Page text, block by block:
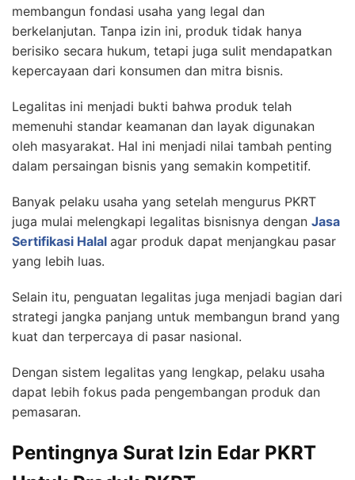
membangun fondasi usaha yang legal dan
berkelanjutan. Tanpa izin ini, produk tidak hanya
berisiko secara hukum, tetapi juga sulit mendapatkan
kepercayaan dari konsumen dan mitra bisnis.
Legalitas ini menjadi bukti bahwa produk telah
memenuhi standar keamanan dan layak digunakan
oleh masyarakat. Hal ini menjadi nilai tambah penting
dalam persaingan bisnis yang semakin kompetitif.
Banyak pelaku usaha yang setelah mengurus PKRT
juga mulai melengkapi legalitas bisnisnya dengan Jasa
Sertifikasi Halal agar produk dapat menjangkau pasar
yang lebih luas.
Selain itu, penguatan legalitas juga menjadi bagian dari
strategi jangka panjang untuk membangun brand yang
kuat dan terpercaya di pasar nasional.
Dengan sistem legalitas yang lengkap, pelaku usaha
dapat lebih fokus pada pengembangan produk dan
pemasaran.
Pentingnya Surat Izin Edar PKRT